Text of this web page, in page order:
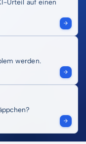
Urteil auf einen
werden.